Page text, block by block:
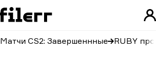
Матчи CS2: Завершеннные RUBY